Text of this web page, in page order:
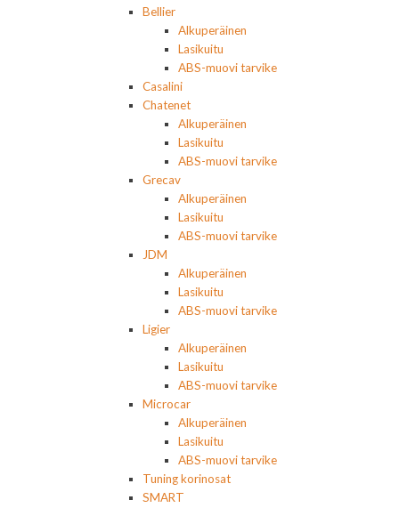
Bellier
Alkuperäinen
Lasikuitu
ABS-muovi tarvike
Casalini
Chatenet
Alkuperäinen
Lasikuitu
ABS-muovi tarvike
Grecav
Alkuperäinen
Lasikuitu
ABS-muovi tarvike
JDM
Alkuperäinen
Lasikuitu
ABS-muovi tarvike
Ligier
Alkuperäinen
Lasikuitu
ABS-muovi tarvike
Microcar
Alkuperäinen
Lasikuitu
ABS-muovi tarvike
Tuning korinosat
SMART